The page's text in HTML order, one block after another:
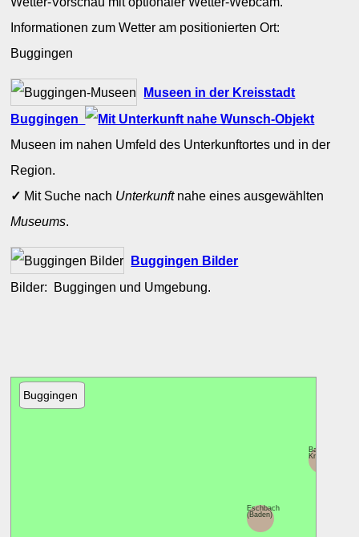
Informationen zum Wetter am positionierten Ort:
Buggingen
Museen in der Kreisstadt
Buggingen
Museen im nahen Umfeld des Unterkunftortes und in der
Region.
✓ Mit Suche nach Unterkunftnahe eines ausgewählten
Museums.
Buggingen Bilder
Bilder: Buggingen und Umgebung.
Buggingen
Eschbach
(Baden)
Bad
Krozingen